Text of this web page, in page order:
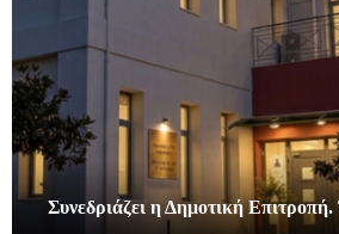
Συνεδριάζει η Δημοτική